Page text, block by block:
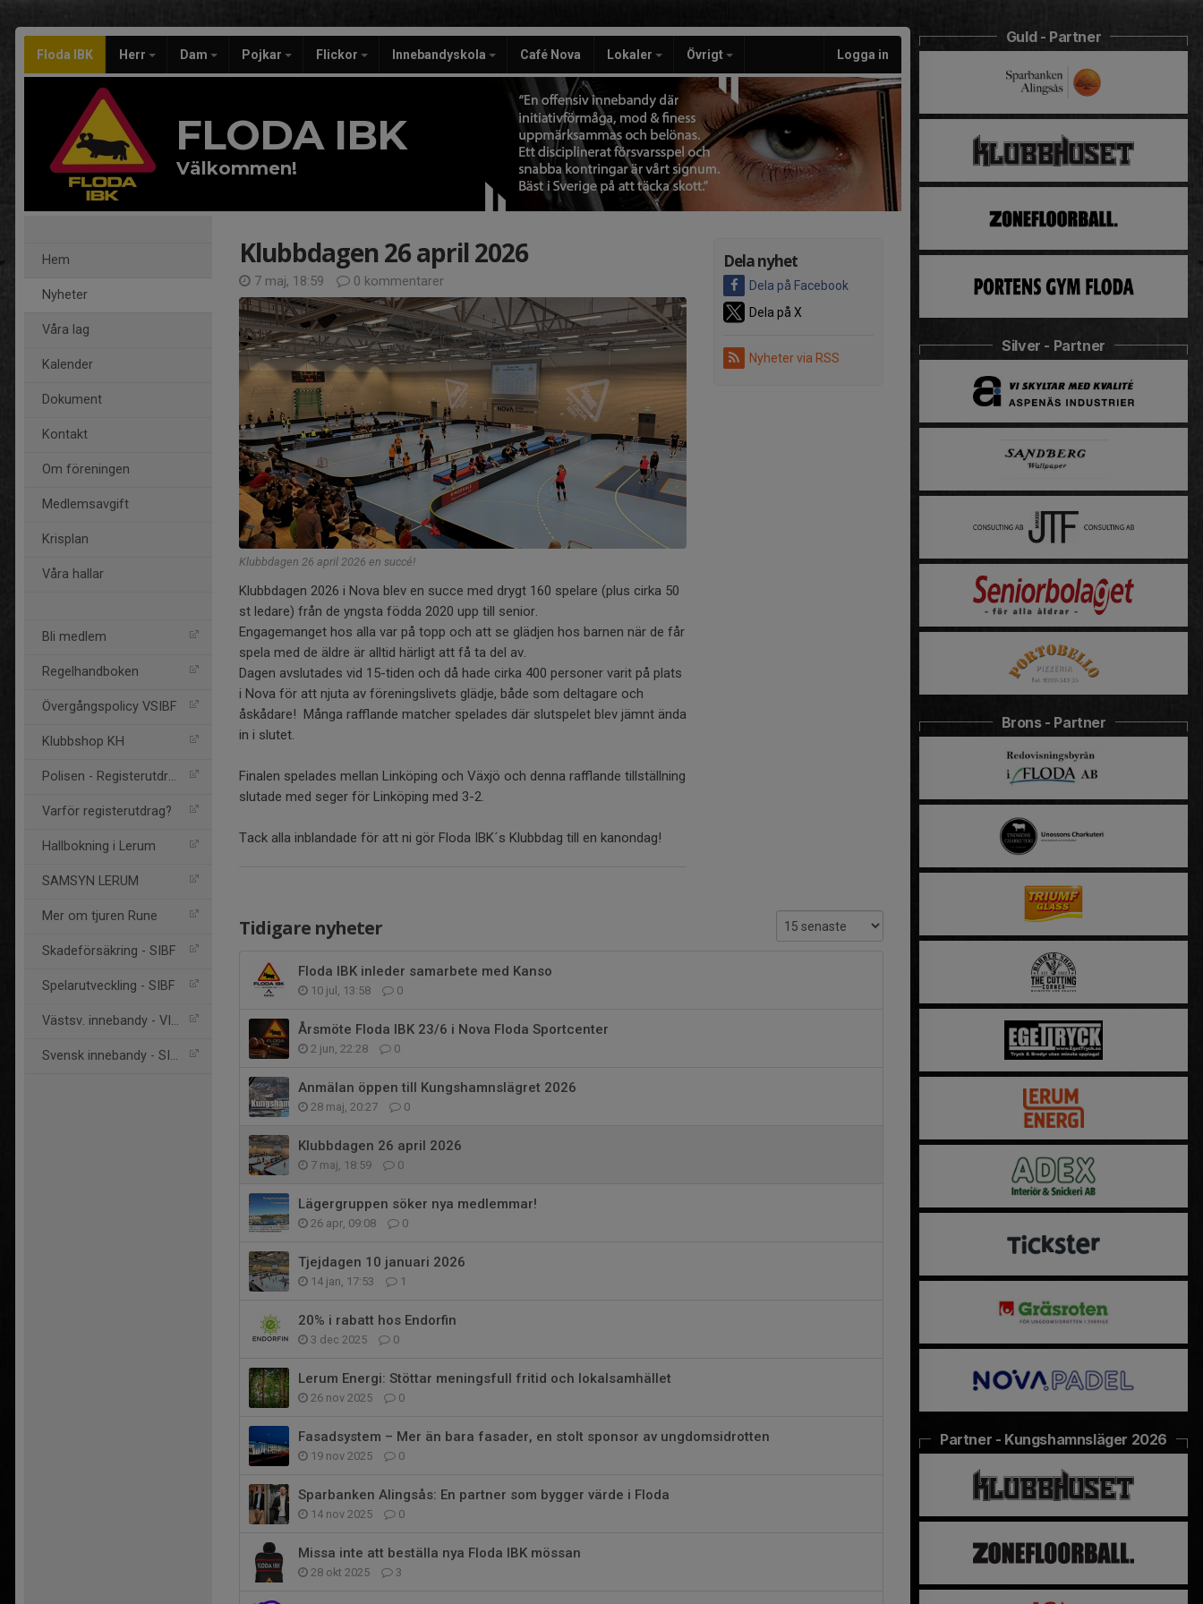
Floda IBK Herr Dam Pojkar Flickor Innebandyskola Café Nova Lokaler Övrigt Logga in
FLODA IBK
Välkommen!
Hem
Nyheter
Våra lag
Kalender
Dokument
Kontakt
Om föreningen
Medlemsavgift
Krisplan
Våra hallar
Bli medlem
Regelhandboken
Övergångspolicy VSIBF
Klubbshop KH
Polisen - Registerutdrag
Varför registerutdrag?
Hallbokning i Lerum
SAMSYN LERUM
Mer om tjuren Rune
Skadeförsäkring - SIBF
Spelarutveckling - SIBF
Västsv. innebandy - VIBF
Svensk innebandy - SIBF
Dela nyhet
Dela på Facebook
Dela på X
Nyheter via RSS
Klubbdagen 26 april 2026
7 maj, 18:59 0 kommentarer
Klubbdagen 26 april 2026 en succé!
Klubbdagen 2026 i Nova blev en succe med drygt 160 spelare (plus cirka 50
st ledare) från de yngsta födda 2020 upp till senior.
Engagemanget hos alla var på topp och att se glädjen hos barnen när de får
spela med de äldre är alltid härligt att få ta del av.
Dagen avslutades vid 15-tiden och då hade cirka 400 personer varit på plats
i Nova för att njuta av föreningslivets glädje, både som deltagare och
åskådare! Många rafflande matcher spelades där slutspelet blev jämnt ända
in i slutet.
Finalen spelades mellan Linköping och Växjö och denna rafflande tillställning
slutade med seger för Linköping med 3-2.
Tack alla inblandade för att ni gör Floda IBK´s Klubbdag till en kanondag!
Tidigare nyheter
Floda IBK inleder samarbete med Kanso
10 jul, 13:58 0
Årsmöte Floda IBK 23/6 i Nova Floda Sportcenter
2 jun, 22:28 0
Anmälan öppen till Kungshamnslägret 2026
28 maj, 20:27 0
Klubbdagen 26 april 2026
7 maj, 18:59 0
Lägergruppen söker nya medlemmar!
26 apr, 09:08 0
Tjejdagen 10 januari 2026
14 jan, 17:53 1
20% i rabatt hos Endorfin
3 dec 2025 0
Lerum Energi: Stöttar meningsfull fritid och lokalsamhället
26 nov 2025 0
Fasadsystem – Mer än bara fasader, en stolt sponsor av ungdomsidrotten
19 nov 2025 0
Sparbanken Alingsås: En partner som bygger värde i Floda
14 nov 2025 0
Missa inte att beställa nya Floda IBK mössan
28 okt 2025 3
Guld - Partner
Silver - Partner
Brons - Partner
Partner - Kungshamnsläger 2026